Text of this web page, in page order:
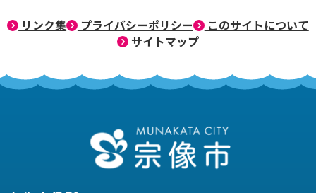
リンク集 プライバシーポリシー
このサイトについて
サイトマップ